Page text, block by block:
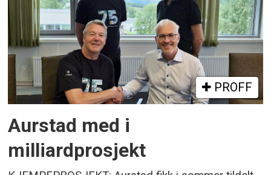
PROFF
Aurstad med i
milliardprosjekt